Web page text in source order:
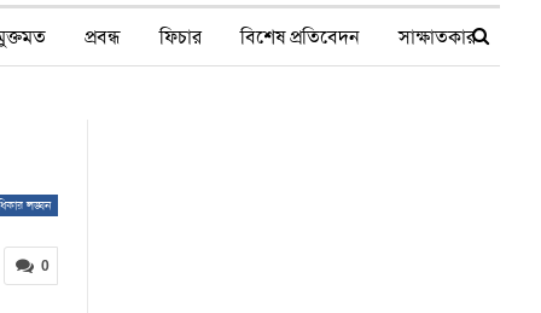
প্রবন্ধ ফিচার বিশেষ প্রতিবেদন সাক্ষাতকার
লঙ্ঘন
0